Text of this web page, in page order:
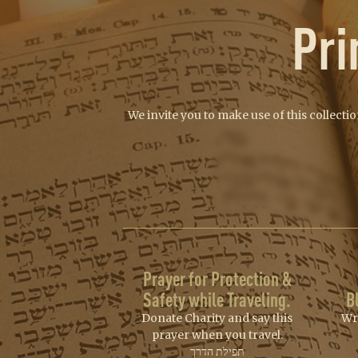
We invite you to make use of this
Prayer for Protection &
Safety while Traveling.
Donate Charity and say this
prayer when you travel.
תפילת הדרך